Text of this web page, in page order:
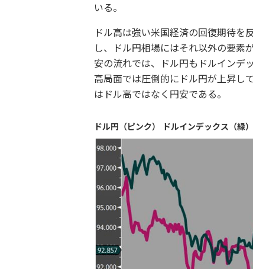
いる。
ドル高は強い米国経済の回復期待を
し、ドル円相場にはそれ以外の要素
安の流れでは、ドル円もドルインデ
高局面では圧倒的にドル円が上昇し
はドル高ではなく円安である。
ドル円（ピンク） ドルインデックス（緑）